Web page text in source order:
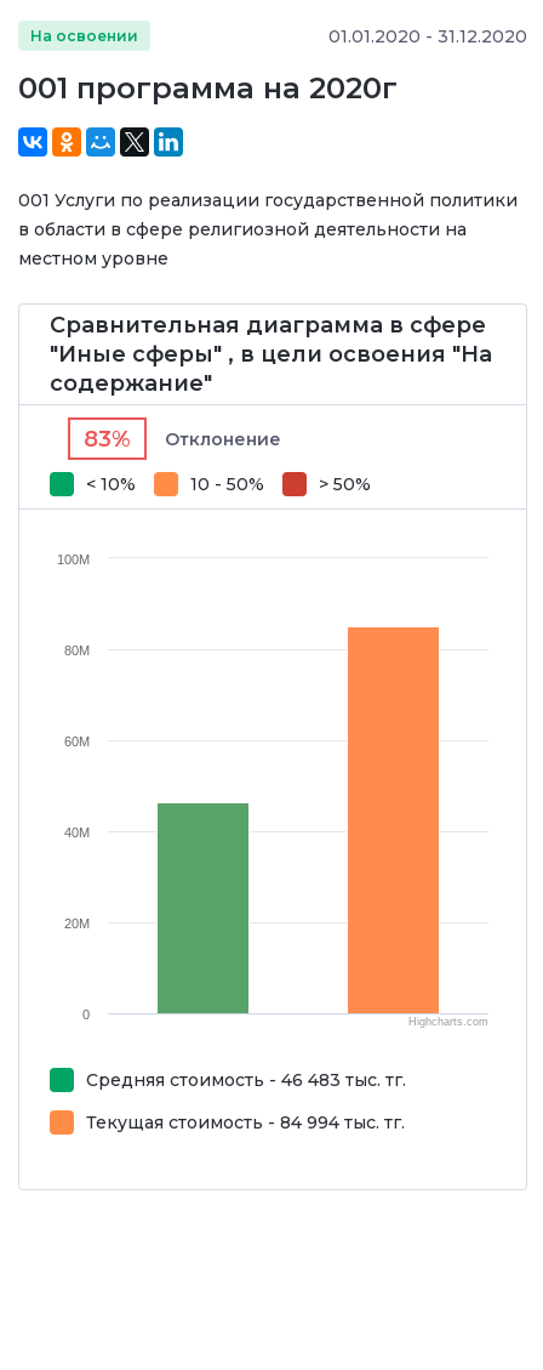
На освоении 01.01.2020 - 31.12.2020
001 программа на 2020г
001 Услуги по реализации государственной политики
в области в сфере религиозной деятельности на
местном уровне
Сравнительная диаграмма в сфере
"Иные сферы" , в цели освоения "На
содержание"
83% Отклонение
< 10% 10 - 50% > 50%
0
20M
40M
60M
80M
100M
Highcharts.com
Средняя стоимость - 46 483 тыс. тг.
Текущая стоимость - 84 994 тыс. тг.